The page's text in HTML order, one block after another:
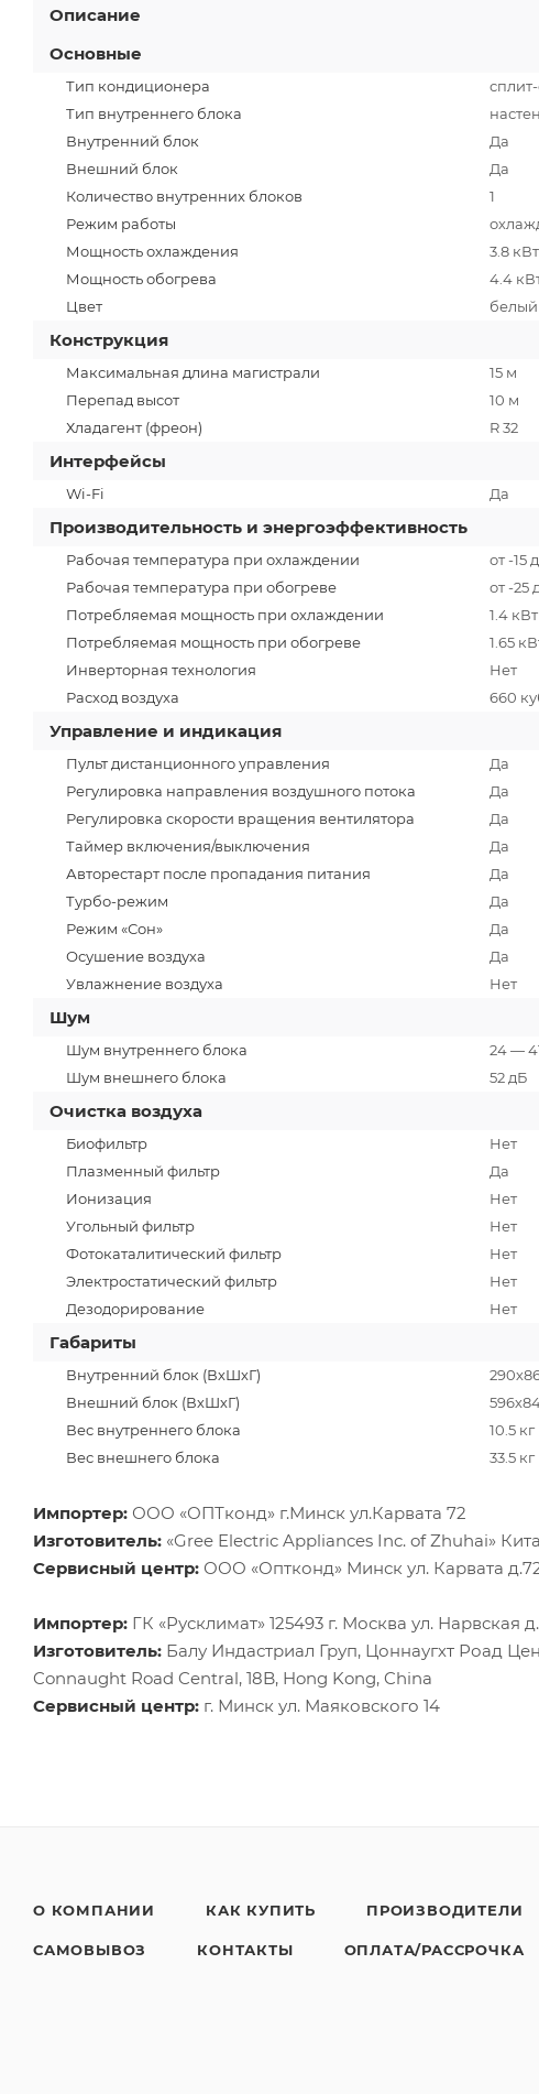
Описание
Основные
Тип кондиционера
Тип внутреннего блока
Внутренний блок
Да
Внешний блок
Да
Количество внутренних блоков
1
Режим работы
Мощность охлаждения
3.8 кВт
Мощность обогрева
4.4
Цвет
белый
Конструкция
Максимальная длина магистрали
15 м
Перепад высот
10 м
Хладагент (фреон)
R 32
Интерфейсы
Wi-Fi Да
Производительность и энергоэффективность
Рабочая температура при охлаждении
от -15
Рабочая температура при обогреве
от -25
Потребляемая мощность при охлаждении
1.4 кВт
Потребляемая мощность при обогреве
1.65
Инверторная технология
Нет
Расход воздуха
660
Управление и индикация
Пульт дистанционного управления
Да
Регулировка направления воздушного потока
Да
Регулировка скорости вращения вентилятора
Да
Таймер включения/выключения
Да
Авторестарт после пропадания питания
Да
Турбо-режим
Да
Режим «Сон»
Да
Осушение воздуха
Да
Увлажнение воздуха
Нет
Шум
Шум внутреннего блока
24 —
Шум внешнего блока
52 дБ
Очистка воздуха
Биофильтр
Нет
Плазменный фильтр
Да
Ионизация
Нет
Угольный фильтр
Нет
Фотокаталитический фильтр
Нет
Электростатический фильтр
Нет
Дезодорирование
Нет
Габариты
Внутренний блок (ВхШхГ)
Внешний блок (ВхШхГ)
Вес внутреннего блока
10.5 кг
Вес внешнего блока
33.5 кг
Импортер: ООО «ОПТконд» г.Минск ул.Карвата 72
Изготовитель: «Gree Electric Appliances Inc. of Zhuhai»
Сервисный центр: ООО «Оптконд» Минск ул. Карвата д.72
Импортер: ГК «Русклимат» 125493 г. Москва ул. Нарвская
Изготовитель: Балу Индастриал Груп, Цоннаугхт Роад
Connaught Road Central, 18B, Hong Kong, China
Сервисный центр: г. Минск ул. Маяковского 14
О КОМПАНИИ КАК КУПИТЬ ПРОИЗВОДИТЕЛИ
САМОВЫВОЗ КОНТАКТЫ ОПЛАТА/РАССРОЧКА